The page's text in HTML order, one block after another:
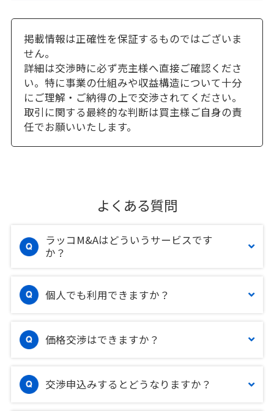
掲載情報は正確性を保証するものではございま
せん。
詳細は交渉時に必ず売主様へ直接ご確認くださ
い。特に事業の仕組みや収益構造について十分
にご理解・ご納得の上で交渉されてください。
取引に関する最終的な判断は買主様ご自身の責
任でお願いいたします。
よくある質問
ラッコM&Aはどういうサービスです
か？
個人でも利用できますか？
価格交渉はできますか？
交渉申込みするとどうなりますか？